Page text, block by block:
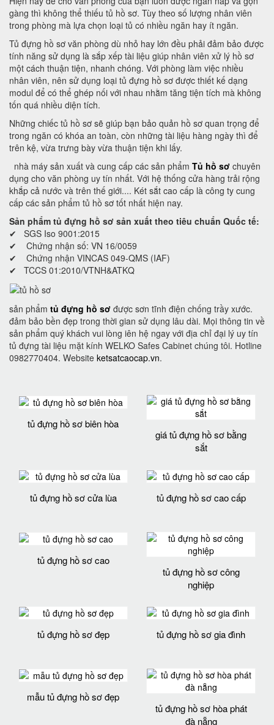
gàng thì không thể thiếu tủ hồ sơ. Tùy theo số lượng nhân viên
trong phòng mà lựa chọn loại tủ có nhiều ngăn hay ít ngăn.
Tủ đựng hồ sơ văn phòng dù nhỏ hay lớn đều phải đảm bảo được
tính năng sử dụng là sắp xếp tài liệu giúp nhân viên xử lý hồ sơ
một cách thuận tiện, nhanh chóng. Với phòng làm việc nhiều
nhân viên, nên sử dụng loại tủ đựng hồ sơ được thiết kế dạng
modul để có thể ghép nối với nhau nhằm tăng tiện tích mà không
tốn quá nhiều diện tích.
Những chiếc tủ hồ sơ sẽ giúp bạn bảo quản hồ sơ quan trọng để
trong ngăn có khóa an toàn, còn những tài liệu hàng ngày thì để
trên kệ, vừa trưng bày vừa thuận tiện khi lấy.
nhà máy sản xuất và cung cấp các sản phẩm Tủ hồ sơ chuyên
dụng cho văn phòng uy tín nhất. Với hệ thống cửa hàng trải rộng
khắp cả nước và trên thế giới.... Két sắt cao cấp là công ty cung
cấp các sản phẩm tủ hồ sơ tốt nhất hiện nay.
Sản phẩm tủ đựng hồ sơ sản xuất theo tiêu chuẩn Quốc tế:
✔ SGS Iso 9001:2015
✔ Chứng nhận số: VN 16/0059
✔ Chứng nhận VINCAS 049-QMS (IAF)
✔ TCCS 01:2010/VTNH&ATKQ
sản phẩm tủ đựng hồ sơ được sơn tĩnh điện chống trầy xước.
đảm bảo bền đẹp trong thời gian sử dụng lâu dài. Mọi thông tin về
sản phẩm quý khách vui lòng iên hệ ngay với địa chỉ đại lý uy tín
tủ đựng tài liệu mặt kính WELKO Safes Cabinet chúng tôi. Hotline
0982770404. Website ketsatcaocap.vn.
tủ đựng hồ sơ biên hòa
giá tủ đựng hồ sơ bằng
sắt
tủ đựng hồ sơ cửa lùa tủ đựng hồ sơ cao cấp
tủ đựng hồ sơ cao
tủ đựng hồ sơ công
nghiệp
tủ đựng hồ sơ đẹp tủ đựng hồ sơ gia đình
mẫu tủ đựng hồ sơ đẹp
tủ đựng hồ sơ hòa phát
đà nẵng